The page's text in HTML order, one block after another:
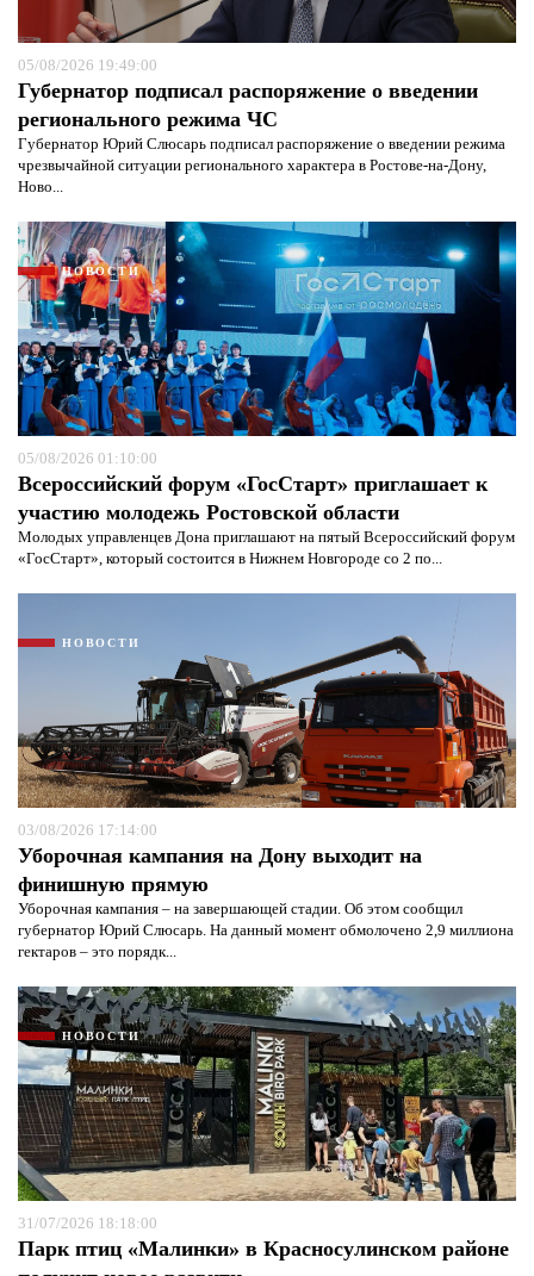
05/08/2026 19:49:00
Губернатор подписал распоряжение о введении
регионального режима ЧС
Губернатор Юрий Слюсарь подписал распоряжение о введении режима
чрезвычайной ситуации регионального характера в Ростове-на-Дону,
Ново...
НОВОСТИ
05/08/2026 01:10:00
Всероссийский форум «ГосСтарт» приглашает к
участию молодежь Ростовской области
Молодых управленцев Дона приглашают на пятый Всероссийский форум
«ГосСтарт», который состоится в Нижнем Новгороде со 2 по...
НОВОСТИ
03/08/2026 17:14:00
Уборочная кампания на Дону выходит на
финишную прямую
Уборочная кампания – на завершающей стадии. Об этом сообщил
губернатор Юрий Слюсарь. На данный момент обмолочено 2,9 миллиона
гектаров – это порядк...
НОВОСТИ
31/07/2026 18:18:00
Парк птиц «Малинки» в Красносулинском районе
Я согласен с
Я согласен сполитикой конфиденциальности и
защиты информации*